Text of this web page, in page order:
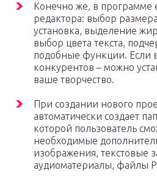
Конечно же, в программе
редактора: выбор
установка, выделение
выбор цвета текста,
подобные функции. Если
конкурентов – можно
ваше творчество.
При создании нового
автоматически создает
которой пользователь
необходимые
изображения, текстовые
аудиоматериалы, файлы